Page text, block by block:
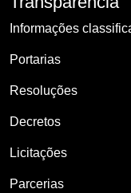
Informações
Portarias
Resoluções
Decretos
Licitações
Parcerias